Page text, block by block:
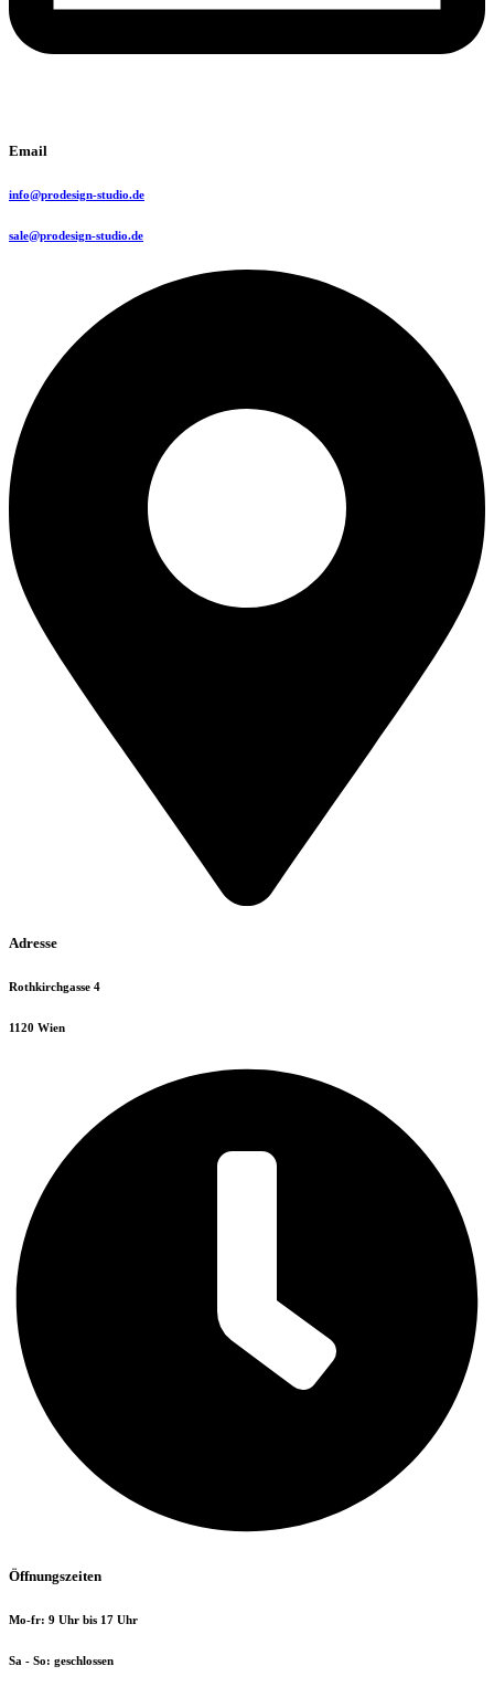
Email
info@prodesign-studio.de
sale@prodesign-studio.de
Adresse
Rothkirchgasse 4
1120 Wien
Öffnungszeiten
Mo-fr: 9 Uhr bis 17 Uhr
Sa - So: geschlossen